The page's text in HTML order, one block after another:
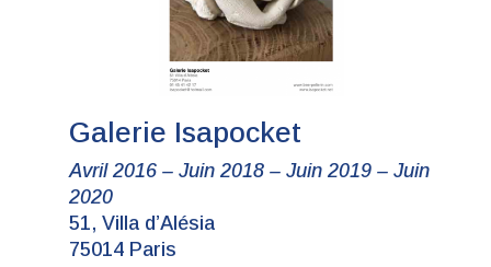
Galerie Isapocket
Avril 2016 – Juin 2018 – Juin 2019 – Juin
2020
51, Villa d’Alésia
75014 Paris